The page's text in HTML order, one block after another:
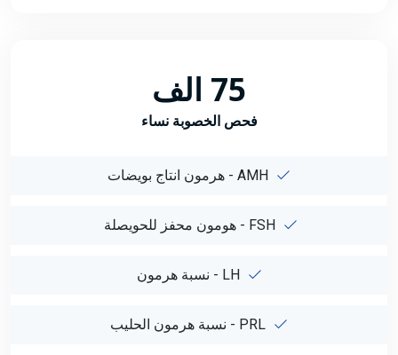
75 الف
فحص الخصوبة نساء
LH - نسبة هرمون